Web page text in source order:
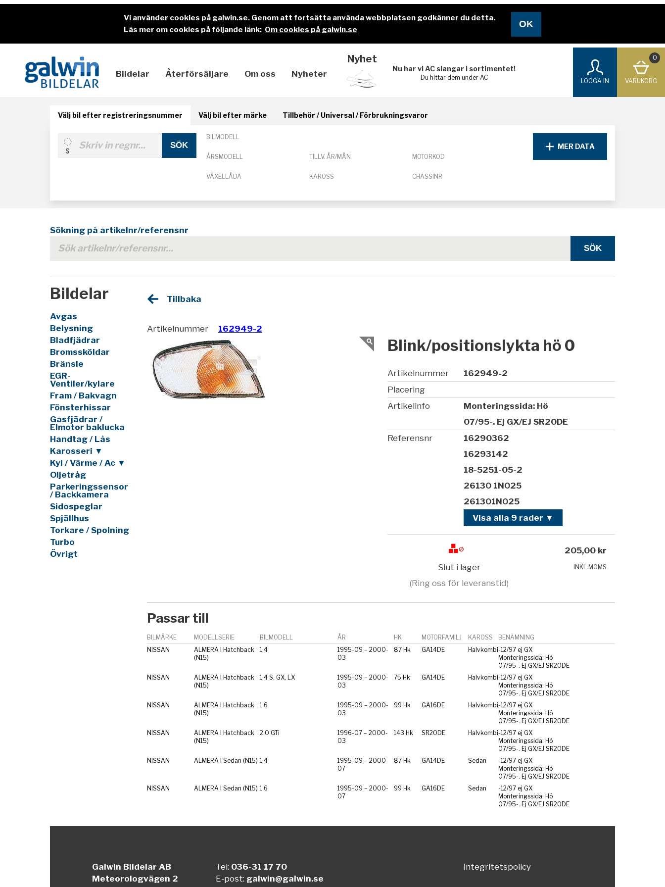
Vi använder cookies på galwin.se. Genom att fortsätta använda webbplatsen godkänner du detta.
Läs mer om cookies på följande länk: Om cookies på galwin.se
Bildelar Återförsäljare Om oss Nyheter
Nyhet
Nu har vi AC slangar i sortimentet!
Du hittar dem under AC
LOGGA IN
0
VARUKORG
Välj bil efter registreringsnummer Välj bil efter märke Tillbehör / Universal / Förbrukningsvaror
BILMODELL
ÅRSMODELL TILLV. ÅR/MÅN MOTORKOD
VÄXELLÅDA KAROSS CHASSINR
MER DATA
Sökning på artikelnr/referensnr
Bildelar
Avgas
Belysning
Bladfjädrar
Bromssköldar
Bränsle
EGR-
Ventiler/kylare
Fram / Bakvagn
Fönsterhissar
Gasfjädrar /
Elmotor baklucka
Handtag / Lås
Karosseri ▼
Kyl / Värme / Ac ▼
Oljetråg
Parkeringssensor
/ Backkamera
Sidospeglar
Spjällhus
Torkare / Spolning
Turbo
Övrigt
Tillbaka
Artikelnummer 162949-2
Blink/positionslykta hö 0
Artikelnummer
162949-2
Placering
Artikelinfo
Monteringssida: Hö
07/95-. Ej GX/EJ SR20DE
Referensnr
16290362
16293142
18-5251-05-2
26130 1N025
261301N025
Visa alla 9 rader ▼
Slut i lager
(Ring oss för leveranstid)
205,00 kr
INKL.MOMS
Passar till
BILMÄRKE MODELLSERIE BILMODELL ÅR HK MOTORFAMILJ KAROSS
BENÄMNING
NISSAN
ALMERA I Hatchback
(N15)
1.4
1995-09 – 2000-
03
87 Hk GA14DE Halvkombi-12/97 ej GX
Monteringssida: Hö
07/95-. Ej GX/EJ SR20DE
NISSAN
ALMERA I Hatchback
(N15)
1.4 S, GX, LX
1995-09 – 2000-
03
75 Hk GA14DE Halvkombi-12/97 ej GX
Monteringssida: Hö
07/95-. Ej GX/EJ SR20DE
NISSAN
ALMERA I Hatchback
(N15)
1.6
1995-09 – 2000-
03
99 Hk GA16DE Halvkombi-12/97 ej GX
Monteringssida: Hö
07/95-. Ej GX/EJ SR20DE
NISSAN
ALMERA I Hatchback
(N15)
2.0 GTi
1996-07 – 2000-
03
143 Hk SR20DE Halvkombi-12/97 ej GX
Monteringssida: Hö
07/95-. Ej GX/EJ SR20DE
NISSAN
ALMERA I Sedan (N15) 1.4
1995-09 – 2000-
07
87 Hk GA14DE Sedan
-12/97 ej GX
Monteringssida: Hö
07/95-. Ej GX/EJ SR20DE
NISSAN
ALMERA I Sedan (N15) 1.6
1995-09 – 2000-
07
99 Hk GA16DE Sedan
-12/97 ej GX
Monteringssida: Hö
07/95-. Ej GX/EJ SR20DE
Galwin Bildelar AB
Meteorologvägen 2
Tel: 036-31 17 70
E-post: galwin@galwin.se
Integritetspolicy